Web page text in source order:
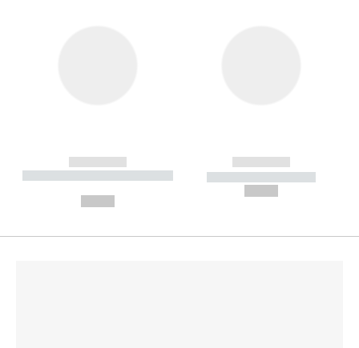
------------
----------- ----------- --------
------------
----------- -----------